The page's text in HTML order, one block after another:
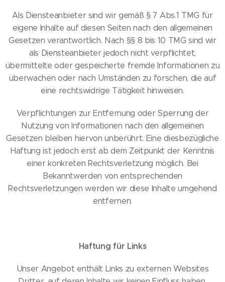
Als Diensteanbieter sind wir gemäß § 7 Abs.1 TMG für
eigene Inhalte auf diesen Seiten nach den allgemeinen
Gesetzen verantwortlich. Nach §§ 8 bis 10 TMG sind wir
als Diensteanbieter jedoch nicht verpflichtet,
übermittelte oder gespeicherte fremde Informationen zu
überwachen oder nach Umständen zu forschen, die auf
eine rechtswidrige Tätigkeit hinweisen.
Verpflichtungen zur Entfernung oder Sperrung der
Nutzung von Informationen nach den allgemeinen
Gesetzen bleiben hiervon unberührt. Eine diesbezügliche
Haftung ist jedoch erst ab dem Zeitpunkt der Kenntnis
einer konkreten Rechtsverletzung möglich. Bei
Bekanntwerden von entsprechenden
Rechtsverletzungen werden wir diese Inhalte umgehend
entfernen.
Haftung für Links
Unser Angebot enthält Links zu externen Websites